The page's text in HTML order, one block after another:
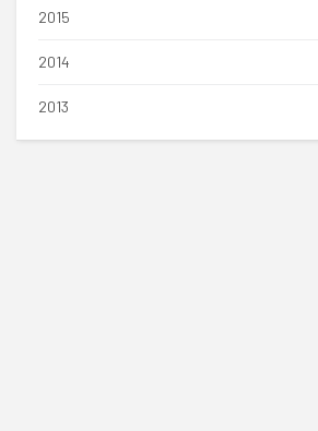
2015
2014
2013